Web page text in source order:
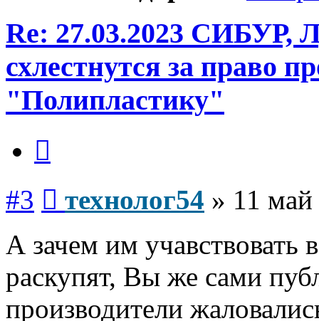
Re: 27.03.2023 СИБУР,
схлестнутся за право
"Полипластику"
#3 технолог54 » 11
А зачем им учавствовать
раскупят, Вы же сами
производители